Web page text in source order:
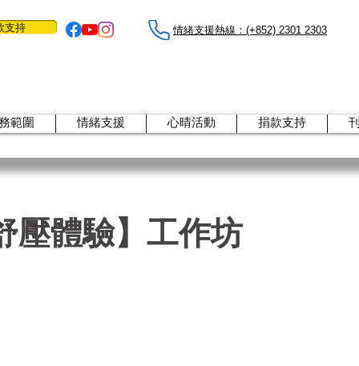
支持 情緒支援熱線：​​(+852) 2301 2303
範圍 情緒支援 心晴活動 捐款支持
壓體驗】工作坊